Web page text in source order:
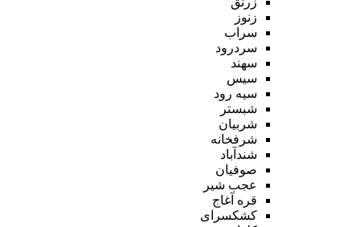
زنوز
سراب
سردرود
سهند
سیس
سیه رود
شبستر
شربیان
شرفخانه
شندآباد
صوفیان
عجب شیر
قره آغاج
کشکسرای